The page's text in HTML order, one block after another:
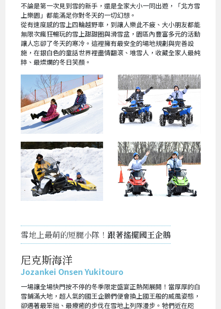
不論是第一次見到雪的新手，還是全家大小一同出遊，「北方雪
上樂園」都能滿足你對冬天的一切幻想。
從有速度感的雪上四輪越野車，到讓人樂此不疲、大小朋友都能
無限次瘋狂暢玩的雪上甜甜圈與滑雪盆，園區內豐富多元的活動
讓人忘卻了冬天的寒冷。這裡擁有最安全的場地規劃與完善設
施，在銀白色的童話世界裡盡情翻滾、堆雪人，收藏全家人最純
粹、最燦爛的冬日笑顏。
雪地上最萌的短腿小隊！ 跟著搖擺國王企鵝
尼克斯海洋
Jozankei Onsen Yukitouro
一場讓全場快門按不停的冬季限定盛宴正熱鬧展開！當厚厚的白
雪鋪滿大地，超人氣的國王企鵝們便會換上國王般的威風姿態，
卻邁著最笨拙、最療癒的步伐在雪地上列隊漫步。牠們近在咫